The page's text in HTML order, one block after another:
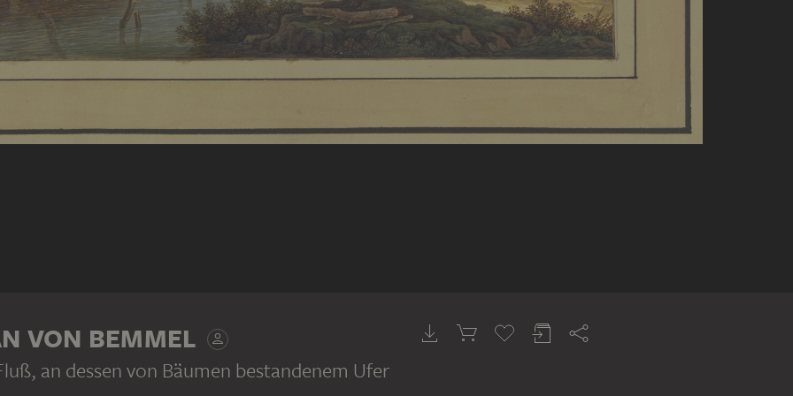
VON BEMMEL
an dessen von Bäumen bestandenem Ufer